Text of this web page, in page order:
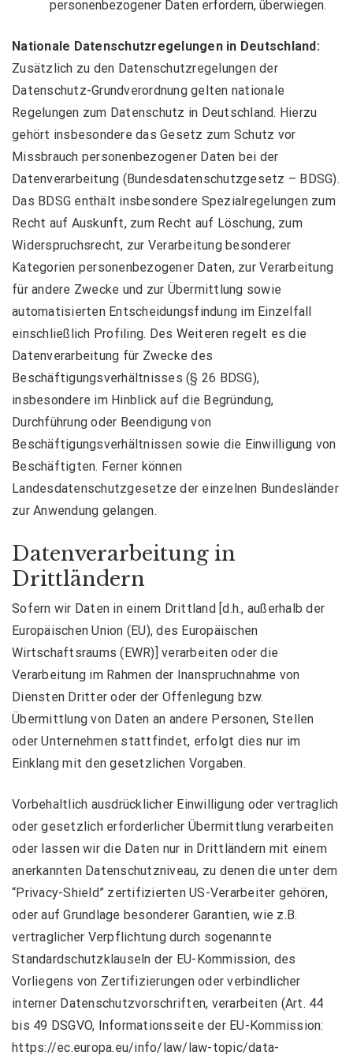
personenbezogener Daten erfordern, überwiegen.
Nationale Datenschutzregelungen in Deutschland:
Zusätzlich zu den Datenschutzregelungen der
Datenschutz-Grundverordnung gelten nationale
Regelungen zum Datenschutz in Deutschland. Hierzu
gehört insbesondere das Gesetz zum Schutz vor
Missbrauch personenbezogener Daten bei der
Datenverarbeitung (Bundesdatenschutzgesetz – BDSG).
Das BDSG enthält insbesondere Spezialregelungen zum
Recht auf Auskunft, zum Recht auf Löschung, zum
Widerspruchsrecht, zur Verarbeitung besonderer
Kategorien personenbezogener Daten, zur Verarbeitung
für andere Zwecke und zur Übermittlung sowie
automatisierten Entscheidungsfindung im Einzelfall
einschließlich Profiling. Des Weiteren regelt es die
Datenverarbeitung für Zwecke des
Beschäftigungsverhältnisses (§ 26 BDSG),
insbesondere im Hinblick auf die Begründung,
Durchführung oder Beendigung von
Beschäftigungsverhältnissen sowie die Einwilligung von
Beschäftigten. Ferner können
Landesdatenschutzgesetze der einzelnen Bundesländer
zur Anwendung gelangen.
Datenverarbeitung in
Drittländern
Sofern wir Daten in einem Drittland [d.h., außerhalb der
Europäischen Union (EU), des Europäischen
Wirtschaftsraums (EWR)] verarbeiten oder die
Verarbeitung im Rahmen der Inanspruchnahme von
Diensten Dritter oder der Offenlegung bzw.
Übermittlung von Daten an andere Personen, Stellen
oder Unternehmen stattfindet, erfolgt dies nur im
Einklang mit den gesetzlichen Vorgaben.
Vorbehaltlich ausdrücklicher Einwilligung oder vertraglich
oder gesetzlich erforderlicher Übermittlung verarbeiten
oder lassen wir die Daten nur in Drittländern mit einem
anerkannten Datenschutzniveau, zu denen die unter dem
“Privacy-Shield” zertifizierten US-Verarbeiter gehören,
oder auf Grundlage besonderer Garantien, wie z.B.
vertraglicher Verpflichtung durch sogenannte
Standardschutzklauseln der EU-Kommission, des
Vorliegens von Zertifizierungen oder verbindlicher
interner Datenschutzvorschriften, verarbeiten (Art. 44
bis 49 DSGVO, Informationsseite der EU-Kommission:
https://ec.europa.eu/info/law/law-topic/data-